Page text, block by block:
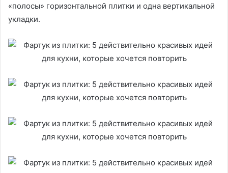
«полосы» горизонтальной плитки и одна вертикальной
укладки.